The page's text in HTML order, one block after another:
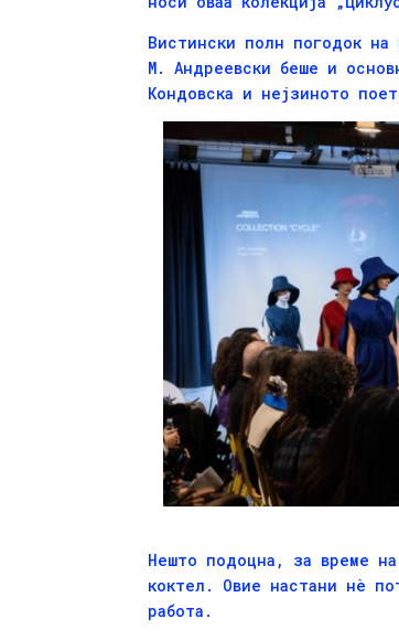
Вистински полн погодок
М. Андреевски беше и
Кондовска и нејзиното
Нешто подоцна, за време
коктел. Овие настани нѐ
работа.